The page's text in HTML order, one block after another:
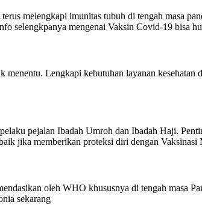
melengkapi imunitas tubuh di tengah masa
selengkpanya mengenai Vaksin Covid-19 bisa
Lengkapi kebutuhan layanan
pejalan Ibadah Umroh dan Ibadah Haji.
jika memberikan proteksi diri dengan Vaksinasi
oleh WHO khususnya di tengah masa
sekarang